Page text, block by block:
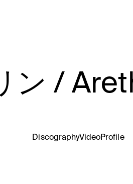
ン /
DiscographyVideoProfile